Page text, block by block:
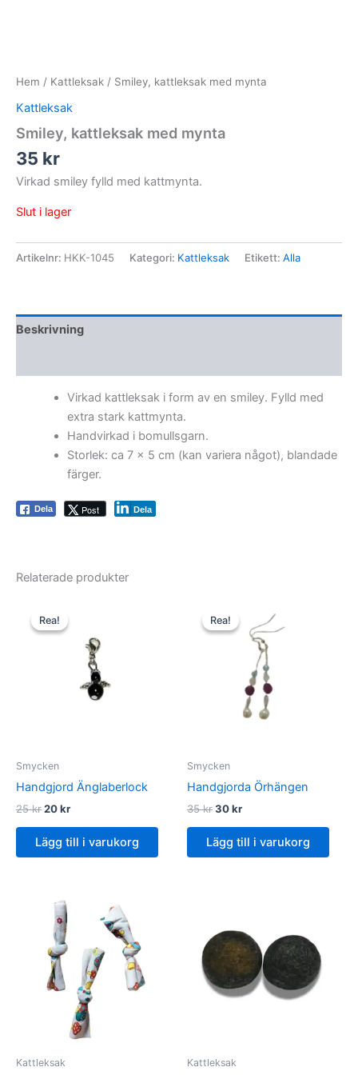
Hem / Kattleksak / Smiley, kattleksak med mynta
Kattleksak
Smiley, kattleksak med mynta
35 kr
Virkad smiley fylld med kattmynta.
Slut i lager
Artikelnr: HKK-1045 Kategori: Kattleksak Etikett: Alla
Beskrivning
Virkad kattleksak i form av en smiley. Fylld med
extra stark kattmynta.
Handvirkad i bomullsgarn.
Storlek: ca 7 x 5 cm (kan variera något), blandade
färger.
Dela Post Dela
Relaterade produkter
Rea!
Rea!
Smycken
Handgjord Änglaberlock
25krDet
priset
var:
20krDet
priset
är:
Lägg till i varukorg
Rea!
Rea!
Smycken
Handgjorda Örhängen
35krDet
priset
var:
30krDet
priset
är:
Lägg till i varukorg
Kattleksak Kattleksak